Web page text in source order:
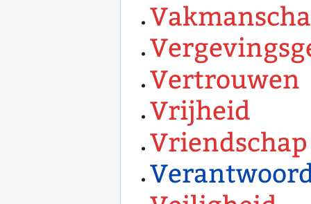
Vertrouwen
Vrijheid
Vriendschap